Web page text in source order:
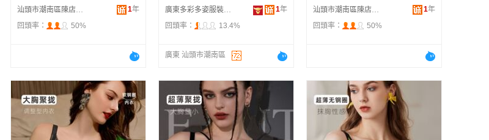
汕頭市潮南區陳店安多百貨商行
1年
回頭率：
50%
廣東多彩多姿服裝有限公司
1年
回頭率：
13.4%
廣東 汕頭市潮南區
汕頭市潮南區陳店安多百貨商行
1年
回頭率：
50%